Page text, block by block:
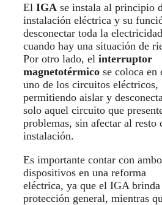
El IGA se instala al principio
instalación eléctrica y su
desconectar toda la electricidad
cuando hay una situación de
Por otro lado, el interruptor
magnetotérmico se coloca en
uno de los circuitos eléctricos,
permitiendo aislar y
solo aquel circuito que
problemas, sin afectar al resto
instalación.
Es importante contar con
dispositivos en una reforma
eléctrica, ya que el IGA brinda
protección general, mientras